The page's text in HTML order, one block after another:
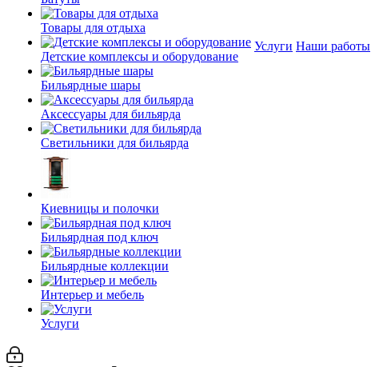
Товары для отдыха
Детские комплексы и оборудование
Бильярдные шары
Аксессуары для бильярда
Светильники для бильярда
Киевницы и полочки
Бильярдная под ключ
Бильярдные коллекции
Интерьер и мебель
Услуги
Услуги Наши работы